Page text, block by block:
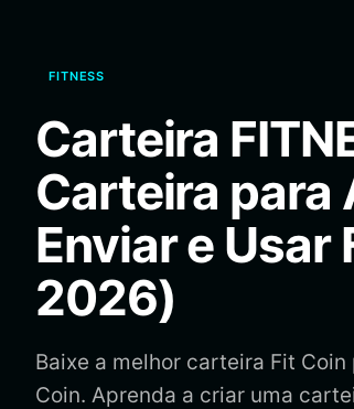
繁體中文
Bahasa Indonesia
ภาษาไทย
Español
Português (Brasil)
Español (Argentina)
FITNESS
Carteira
Carteira para
Enviar e Usar
2026)
Baixe a melhor carteira Fit
Coin. Aprenda a criar uma